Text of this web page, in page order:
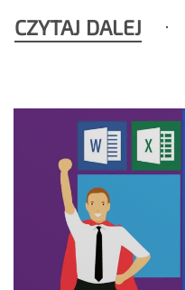
CZYTAJ DALEJ